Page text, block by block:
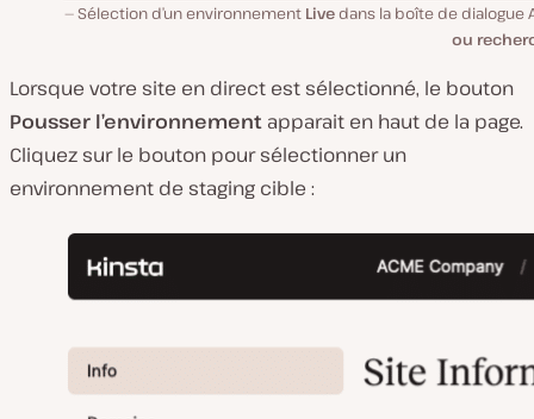
Sélection d’un environnement Livedans la boîte de dialogue
ou
Lorsque votre site en direct est sélectionné, le bouton
Pousser l’environnement apparait en haut de la page.
Cliquez sur le bouton pour sélectionner un
environnement de staging cible :